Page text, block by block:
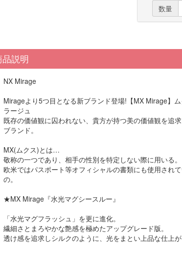
数量
品説明
NX Mirage
Mirageより5つ目となる新ブランド登場!【MX Mirage】ム
ラージュ
既存の価値観に囚われない、貴方が持つ美の価値観を追
ブランド。
MX(ムクス)とは…
敬称の一つであり、相手の性別を特定しない際に用いる。
欧米ではパスポート等オフィシャルの書類にも使用され
の。
★MX Mirage『水光マグシースルー』
「水光マグフラッシュ」を更に進化。
繊細さとまろやかな艶感を極めたアップグレード版。
透け感を追求しシルクのように、光をまとい上品な仕上が